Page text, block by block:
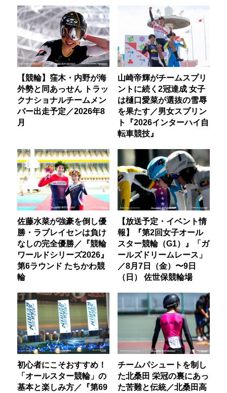
【競輪】窪木・内野が海
外勢と同あっせん トラッ
クナショナルチームメン
バー出走予定／2026年8
月
山崎帝輝がチームスプリ
ントに続く2冠達成 女子
は樋口愛菜が選抜の雪辱
を果たす／男女スプリン
ト『2026インターハイ自
転車競技』
佐藤水菜が強豪を倒し優
勝・ラブレイセンは負け
なしの完全優勝／『競輪
ワールドシリーズ2026』
第6ラウンド たちかわ競
輪
【放送予定・イベント情
報】『第2回女子オール
スター競輪（G1）』「ガ
ールズドリームレース」
／8月7日（金）〜9日
（日） 佐世保競輪場
初心者にこそおすすめ！
「オールスター競輪」の
基本と楽しみ方／『第69
チームパシュートを制し
た北桑田 栄冠の裏にあっ
た苦難と伝統／北桑田高